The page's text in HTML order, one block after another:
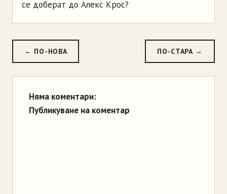
се доберат до Алекс Крос?
← ПО-НОВА ПО-СТАРА →
Няма коментари:
Публикуване на коментар